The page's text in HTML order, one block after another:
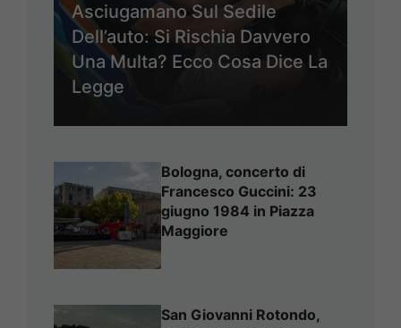
Asciugamano Sul Sedile
Dell’auto: Si Rischia Davvero
Una Multa? Ecco Cosa Dice La
Legge
Bologna, concerto di
Francesco Guccini: 23
giugno 1984 in Piazza
Maggiore
San Giovanni Rotondo,